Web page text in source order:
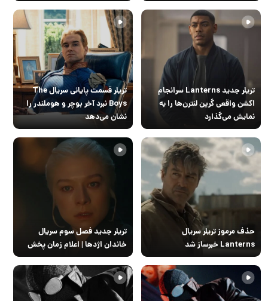
تریلر جدید Lanterns سرانجام
اکشن واقعی گرین لنترن‌ها را به
نمایش می‌گذارد
تریلر قسمت پایانی سریال The
Boys نبرد آخر بوچر و هوملندر را
نشان می‌‎دهد
حذف مرموز تریلر سریال
Lanterns خبرساز شد
تریلر جدید فصل سوم سریال
خاندان اژدها | اعلام زمان پخش